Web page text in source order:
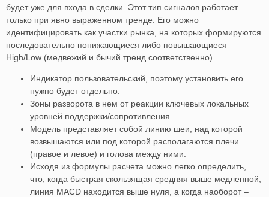
будет уже для входа в сделки. Этот тип сигналов работает
только при явно выраженном тренде. Его можно
идентифицировать как участки рынка, на которых формируются
последовательно понижающиеся либо повышающиеся
High/Low (медвежий и бычий тренд соответственно).
Индикатор пользовательский, поэтому установить его
нужно будет отдельно.
Зоны разворота в нем от реакции ключевых локальных
уровней поддержки/сопротивления.
Модель представляет собой линию шеи, над которой
возвышаются или под которой располагаются плечи
(правое и левое) и голова между ними.
Исходя из формулы расчета можно легко определить,
что, когда быстрая скользящая средняя выше медленной,
линия MACD находится выше нуля, а когда наоборот –